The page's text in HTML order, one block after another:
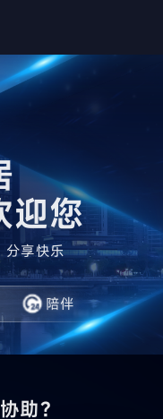
分享快乐
迎您
陪伴
助？